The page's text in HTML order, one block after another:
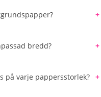
återfinns i det breda
det du söker.
ditt kommande
bredd?
du säkerställa ett
på varje pappersstorlek?